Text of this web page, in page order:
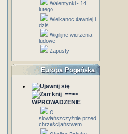
Walentynki - 14
lutego
Wielkanoc dawniej i
dziś
Wigilijne wierzenia
ludowe
Zapusty
Europa Pogańska
==>>
WPROWADZENIE
O
słowiańszczyźnie przed
chrześcijaństwem